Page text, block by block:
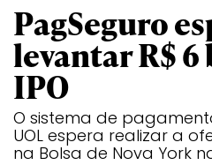
PagSeguro
levantar R$
IPO
O sistema de
UOL espera realizar a
na Bolsa de Nova York